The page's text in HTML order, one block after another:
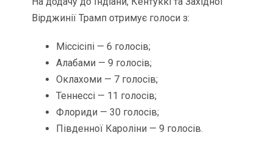
Вірджинії Трамп отримує голоси з:
Міссісіпі — 6 голосів;
Алабами — 9 голосів;
Оклахоми — 7 голосів;
Теннессі — 11 голосів;
Флориди — 30 голосів;
Південної Кароліни — 9 голосів.